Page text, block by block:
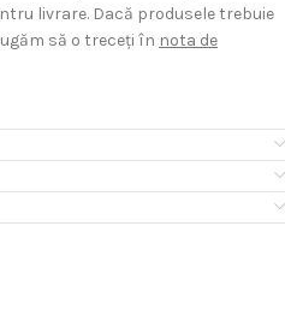
livrare. Dacă produsele trebuie
să o treceţi în nota de